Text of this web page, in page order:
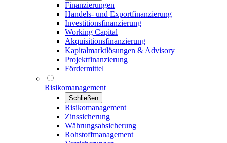
Finanzierungen
Handels- und Exportfinanzierung
Investitionsfinanzierung
Working Capital
Akquisitionsfinanzierung
Kapitalmarktlösungen & Advisory
Projektfinanzierung
Fördermittel
Risikomanagement
Schließen
Risikomanagement
Zinssicherung
Währungsabsicherung
Rohstoffmanagement